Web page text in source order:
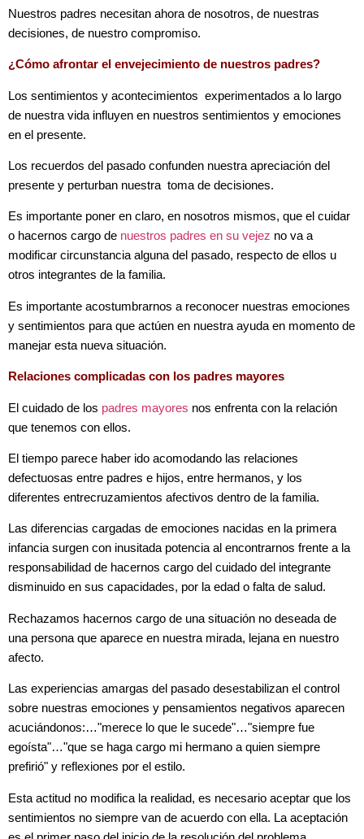
Nuestros padres necesitan ahora de nosotros, de nuestras
decisiones, de nuestro compromiso.
¿Cómo afrontar el envejecimiento de nuestros padres?
Los sentimientos y acontecimientos experimentados a lo largo
de nuestra vida influyen en nuestros sentimientos y emociones
en el presente.
Los recuerdos del pasado confunden nuestra apreciación del
presente y perturban nuestra toma de decisiones.
Es importante poner en claro, en nosotros mismos, que el cuidar
o hacernos cargo de nuestros padres en su vejez no va a
modificar circunstancia alguna del pasado, respecto de ellos u
otros integrantes de la familia.
Es importante acostumbrarnos a reconocer nuestras emociones
y sentimientos para que actúen en nuestra ayuda en momento de
manejar esta nueva situación.
Relaciones complicadas con los padres mayores
El cuidado de los padres mayores nos enfrenta con la relación
que tenemos con ellos.
El tiempo parece haber ido acomodando las relaciones
defectuosas entre padres e hijos, entre hermanos, y los
diferentes entrecruzamientos afectivos dentro de la familia.
Las diferencias cargadas de emociones nacidas en la primera
infancia surgen con inusitada potencia al encontrarnos frente a la
responsabilidad de hacernos cargo del cuidado del integrante
disminuido en sus capacidades, por la edad o falta de salud.
Rechazamos hacernos cargo de una situación no deseada de
una persona que aparece en nuestra mirada, lejana en nuestro
afecto.
Las experiencias amargas del pasado desestabilizan el control
sobre nuestras emociones y pensamientos negativos aparecen
acuciándonos:…"merece lo que le sucede"…"siempre fue
egoísta"…"que se haga cargo mi hermano a quien siempre
prefirió" y reflexiones por el estilo.
Esta actitud no modifica la realidad, es necesario aceptar que los
sentimientos no siempre van de acuerdo con ella. La aceptación